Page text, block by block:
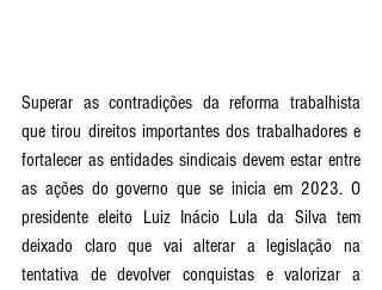
Superar as contradições da reforma trabalhista
que tirou direitos importantes dos trabalhadores e
fortalecer as entidades sindicais devem estar entre
as ações do governo que se inicia em 2023. O
presidente eleito Luiz Inácio Lula da Silva tem
deixado claro que vai alterar a legislação na
tentativa de devolver conquistas e valorizar a